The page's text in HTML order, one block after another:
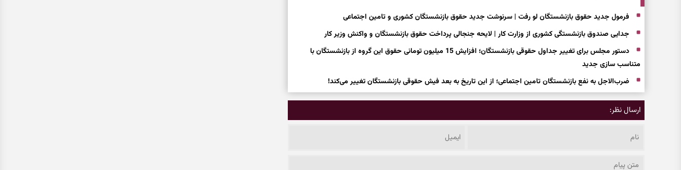
فرمول جدید حقوق بازنشستگان لو رفت | سرنوشت جدید حقوق بازنشستگان کشوری و تامین اجتماعی
جدایی صندوق بازنشستگی کشوری از وزارت کار | لایحه جنجالی پرداخت حقوق بازنشستگان و واکنش وزیر کار
دستور مجلس برای تغییر جداول حقوقی بازنشستگان؛ افزایش 15 میلیون تومانی حقوق این گروه از بازنشستگان با
متناسب سازی جدید
ضرب‌الاجل به نفع بازنشستگان تامین اجتماعی؛ از این تاریخ به بعد فیش حقوقی بازنشستگان تغییر می‌کند!
ارسال نظر: